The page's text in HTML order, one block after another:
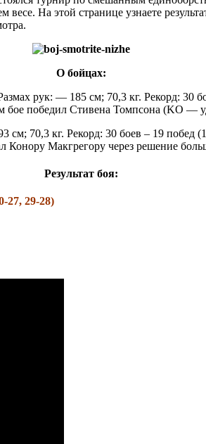
На этой странице узнаете
О бойцах:
рук: — 185 см; 70,3 кг. Рекорд: 30
победил Стивена Томпсона (KO —
70,3 кг. Рекорд: 30 боев – 19
Макгрегору через решение
Результат боя:
27, 29-28)